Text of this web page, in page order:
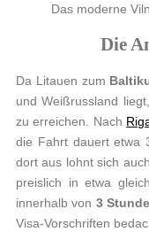
Das moderne
Die
Da Litauen zum
und Weißrussland
zu erreichen. Nach
die Fahrt dauert etwa
dort aus lohnt sich
preislich in etwa
innerhalb von 3
Visa-Vorschriften